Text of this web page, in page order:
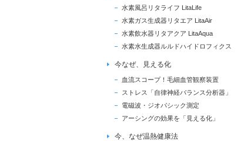
水素風呂リタライフ LitaLife
水素ガス生成器リタエア LitaAir
水素飲水器リタアクア LitaAqua
水素水生成器ルルドハイドロフィクス
今なぜ、見える化
血流スコープ！毛細血管観察装置
ストレス「自律神経バランス分析器」
電磁波・ジオパシック測定
アーシングの効果を「見える化」
今、なぜ温熱健康法